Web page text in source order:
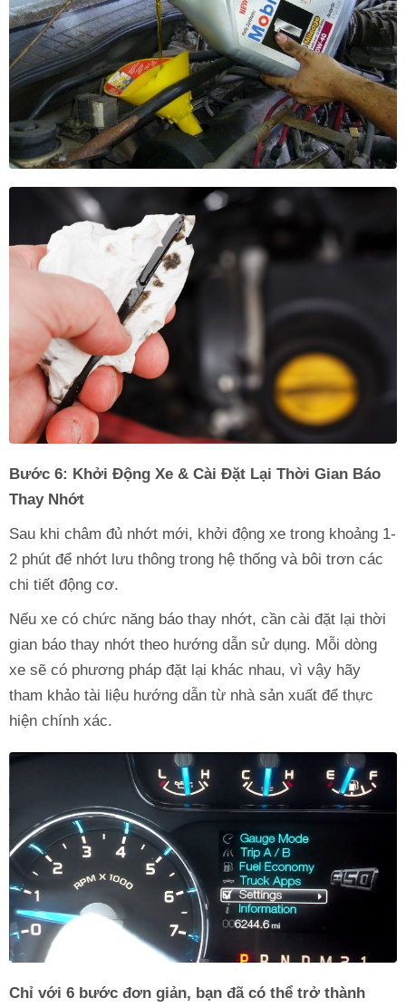
Bước 6: Khởi Động Xe & Cài Đặt Lại Thời Gian Báo
Thay Nhớt
Sau khi châm đủ nhớt mới, khởi động xe trong khoảng 1-
2 phút để nhớt lưu thông trong hệ thống và bôi trơn các
chi tiết động cơ.
Nếu xe có chức năng báo thay nhớt, cần cài đặt lại thời
gian báo thay nhớt theo hướng dẫn sử dụng. Mỗi dòng
xe sẽ có phương pháp đặt lại khác nhau, vì vậy hãy
tham khảo tài liệu hướng dẫn từ nhà sản xuất để thực
hiện chính xác.
Chỉ với 6 bước đơn giản, bạn đã có thể trở thành